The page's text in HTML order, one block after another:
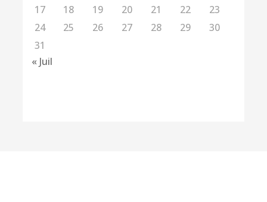
17
18 19 20 21 22
23
24
25 26 27 28 29
30
31
« Juil